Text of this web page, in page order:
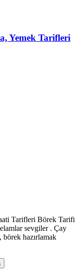
Yemek Tarifleri
Tarifleri Börek Tarifi
sevgiler . Çay
börek hazırlamak